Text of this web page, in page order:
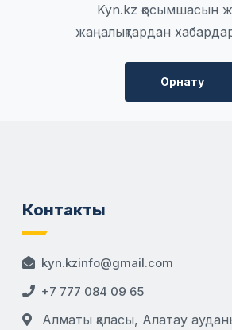
Kyn.kz қосымшасын
жаңалықтардан
Орнату
Контакты
kyn.kzinfo@gmail.com
+7 777 084 09 65
Алматы қаласы, Алатау